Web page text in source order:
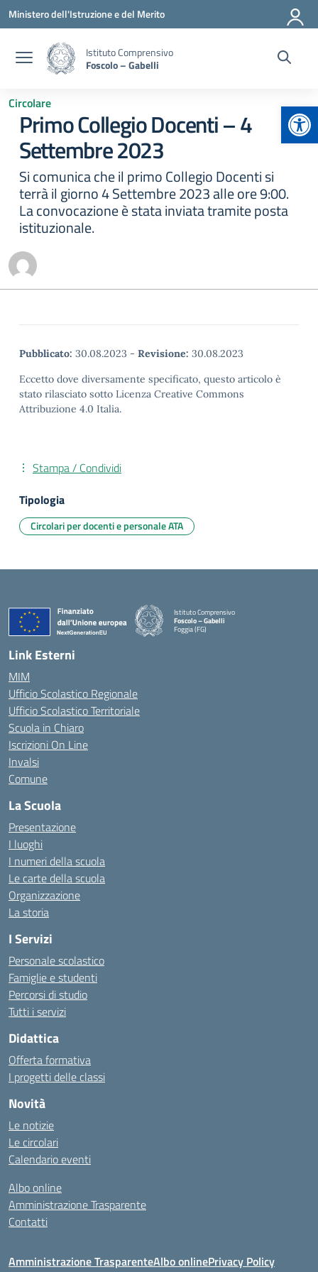
Vai ai contenuti
Vai al menu di navigazione
Vai al footer
Ministero dell'Istruzione e del Merito
Istituto Comprensivo
Foscolo – Gabelli
Circolare
Primo Collegio Docenti – 4
Settembre 2023
Si comunica che il primo Collegio Docenti si
terrà il giorno 4 Settembre 2023 alle ore 9:00.
La convocazione è stata inviata tramite posta
istituzionale.
Pubblicato: 30.08.2023 - Revisione: 30.08.2023
Eccetto dove diversamente specificato, questo articolo è
stato rilasciato sotto Licenza Creative Commons
Attribuzione 4.0 Italia.
Stampa / Condividi
Tipologia
Circolari per docenti e personale ATA
Istituto Comprensivo
Foscolo – Gabelli
Foggia (FG)
— Visita la pagina iniziale della scuola
Link Esterni
MIM
Ufficio Scolastico Regionale
Ufficio Scolastico Territoriale
Scuola in Chiaro
Iscrizioni On Line
Invalsi
Comune
La Scuola
Presentazione
I luoghi
I numeri della scuola
Le carte della scuola
Organizzazione
La storia
I Servizi
Personale scolastico
Famiglie e studenti
Percorsi di studio
Tutti i servizi
Didattica
Offerta formativa
I progetti delle classi
Novità
Le notizie
Le circolari
Calendario eventi
Albo online
Amministrazione Trasparente
Contatti
Amministrazione TrasparenteAlbo onlinePrivacy Policy